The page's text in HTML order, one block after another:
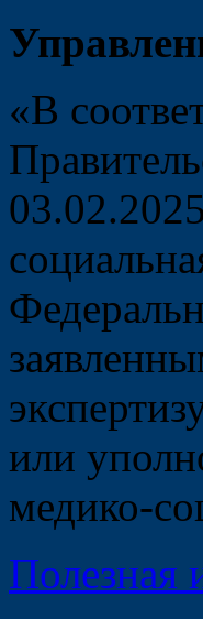
«В
или
медико-
Полезная